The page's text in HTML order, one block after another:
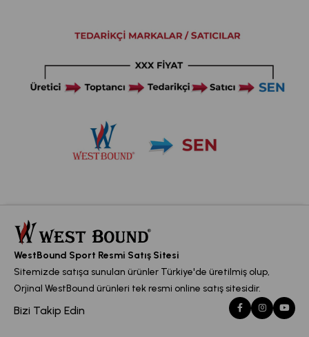
WestBound Sport Resmi Satış Sitesi
Sitemizde satışa sunulan ürünler Türkiye'de üretilmiş olup,
Orjinal WestBound ürünleri tek resmi online satış sitesidir.
Bizi Takip Edin